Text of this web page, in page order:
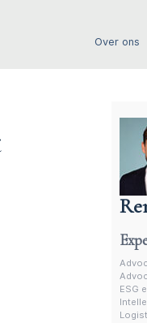
Over ons
ESG